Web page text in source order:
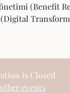
(Benefit
is Closed
events